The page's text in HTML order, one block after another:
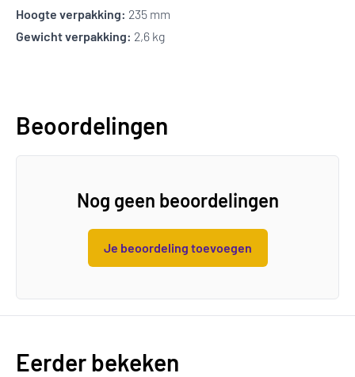
Hoogte verpakking: 235 mm
Gewicht verpakking: 2,6 kg
Beoordelingen
Nog geen beoordelingen
Je beoordeling toevoegen
Eerder bekeken